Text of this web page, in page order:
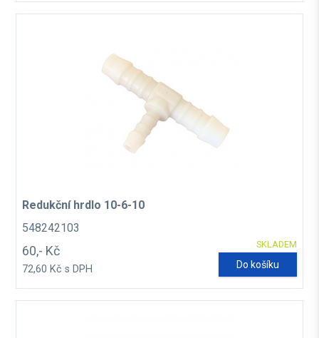
Redukční hrdlo 10-6-10
548242103
SKLADEM
60,- Kč
72,60 Kč s DPH Do košíku